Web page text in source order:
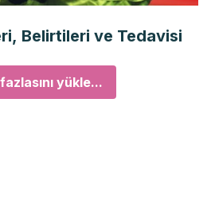
Belirtileri ve Tedavisi
yükle...